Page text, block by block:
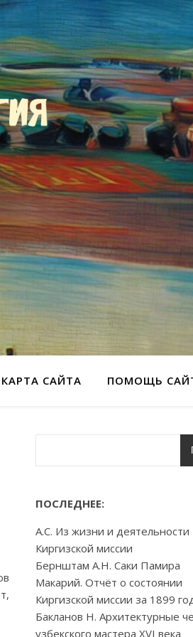
КАРТА САЙТА ПОМОЩЬ
ПОСЛЕДНЕЕ:
А.С. Из жизни и деятельности
Киргизской миссии
Бернштам А.Н. Саки Памира
Макарий. Отчёт о состоянии
Киргизской миссии за 1899
Бакланов Н. Архитектурные
узбекского мастера XVI века